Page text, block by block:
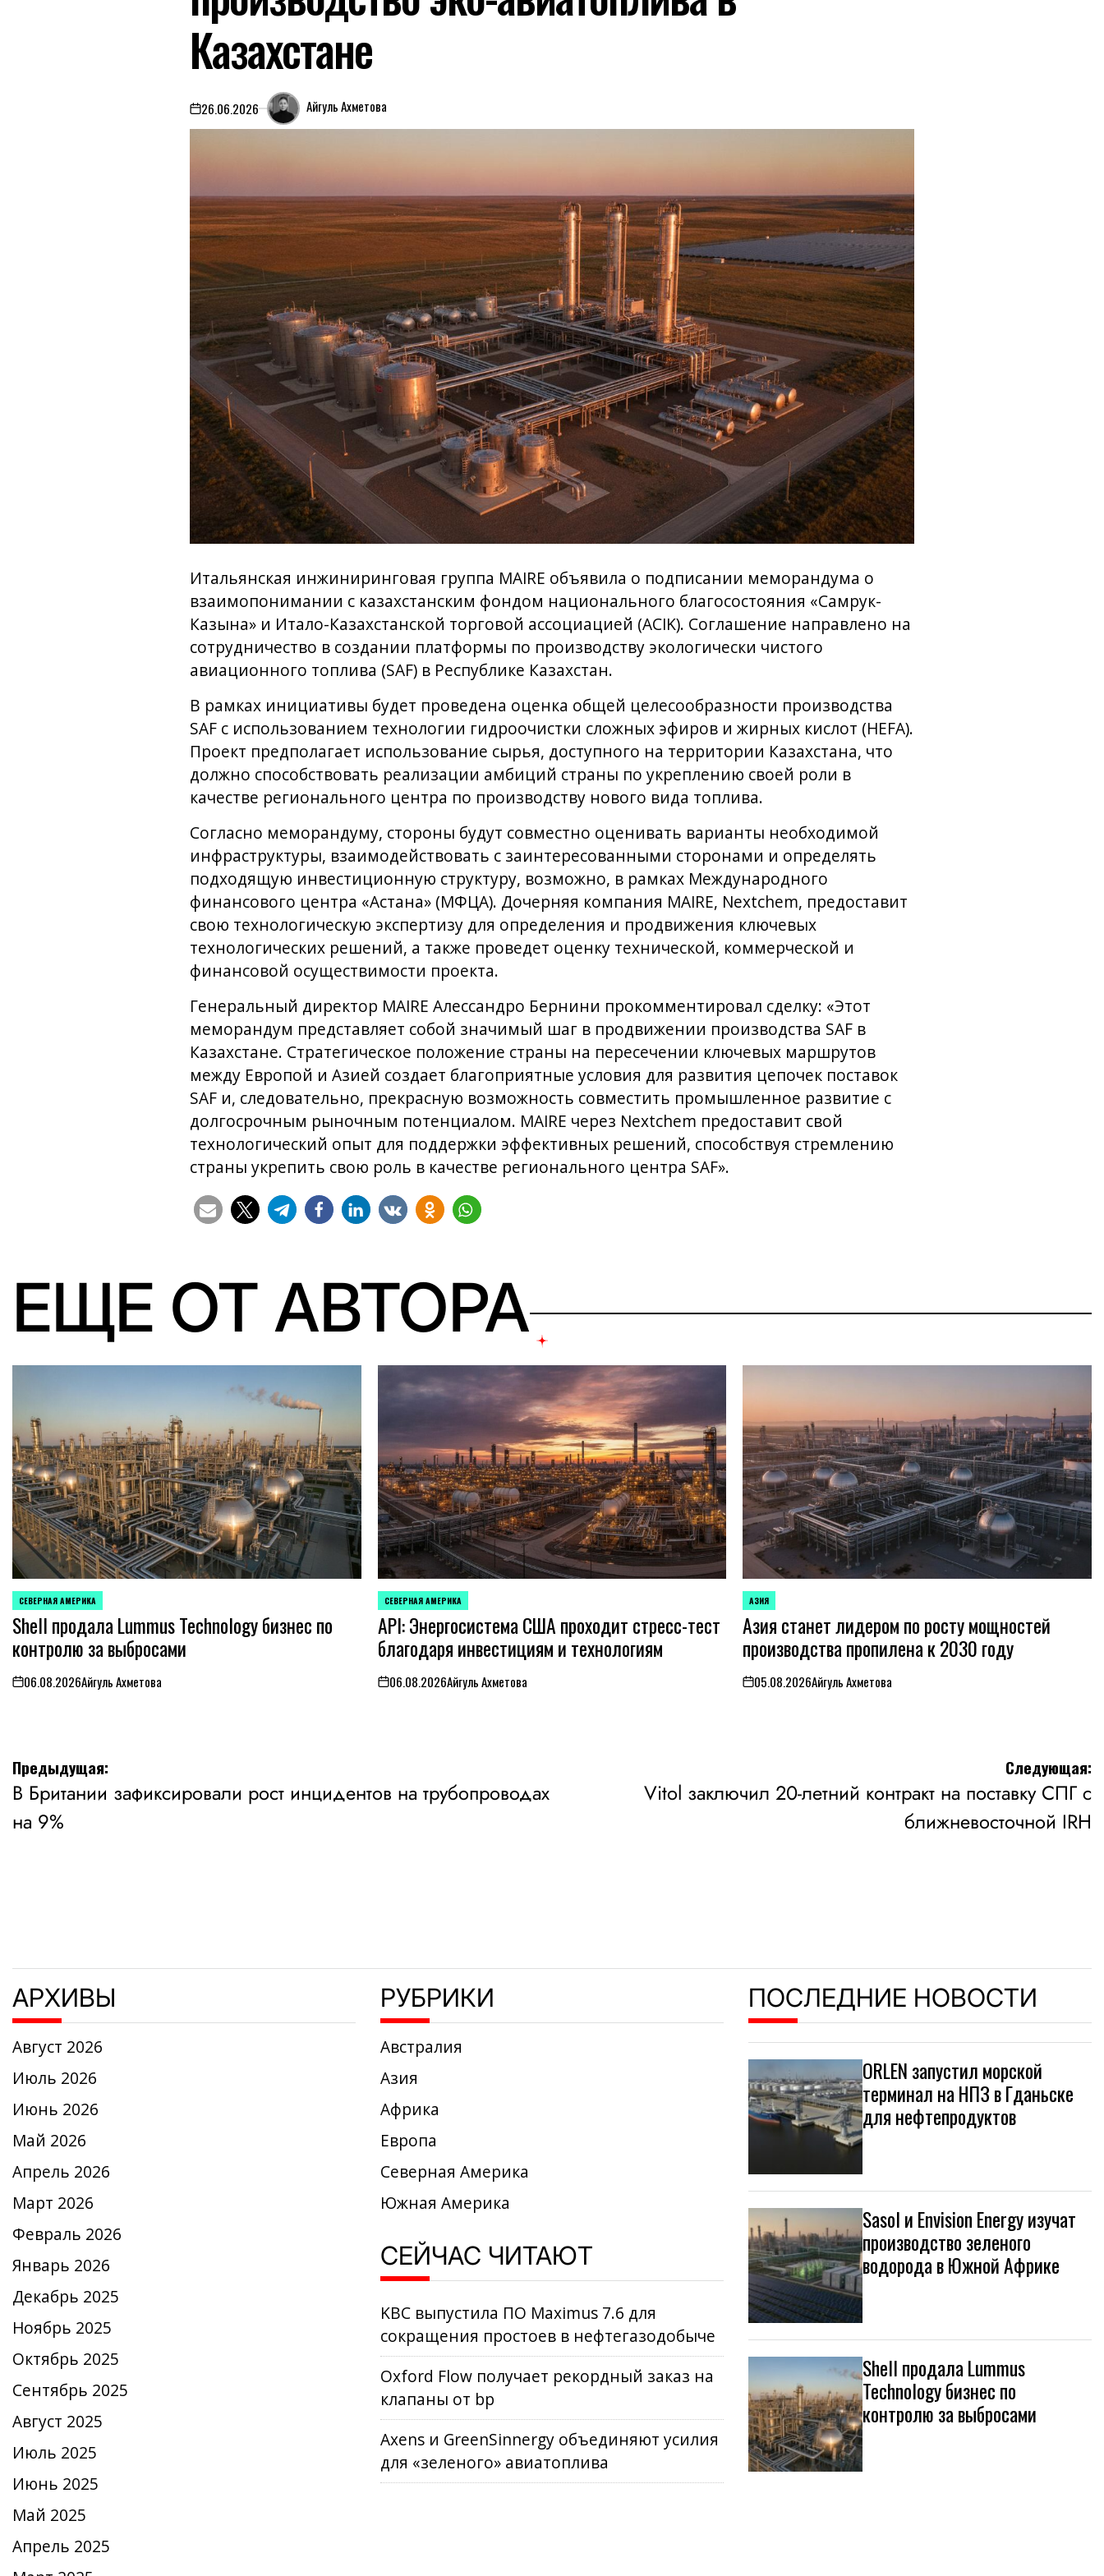
Казахстане
on26.06.2026 Айгуль Ахметова
Итальянская инжиниринговая группа MAIRE объявила о подписании меморандума о
взаимопонимании с казахстанским фондом национального благосостояния «Самрук-
Казына» и Итало-Казахстанской торговой ассоциацией (ACIK). Соглашение направлено на
сотрудничество в создании платформы по производству экологически чистого
авиационного топлива (SAF) в Республике Казахстан.
В рамках инициативы будет проведена оценка общей целесообразности производства
SAF с использованием технологии гидроочистки сложных эфиров и жирных кислот (HEFA).
Проект предполагает использование сырья, доступного на территории Казахстана, что
должно способствовать реализации амбиций страны по укреплению своей роли в
качестве регионального центра по производству нового вида топлива.
Согласно меморандуму, стороны будут совместно оценивать варианты необходимой
инфраструктуры, взаимодействовать с заинтересованными сторонами и определять
подходящую инвестиционную структуру, возможно, в рамках Международного
финансового центра «Астана» (МФЦА). Дочерняя компания MAIRE, Nextchem, предоставит
свою технологическую экспертизу для определения и продвижения ключевых
технологических решений, а также проведет оценку технической, коммерческой и
финансовой осуществимости проекта.
Генеральный директор MAIRE Алессандро Бернини прокомментировал сделку: «Этот
меморандум представляет собой значимый шаг в продвижении производства SAF в
Казахстане. Стратегическое положение страны на пересечении ключевых маршрутов
между Европой и Азией создает благоприятные условия для развития цепочек поставок
SAF и, следовательно, прекрасную возможность совместить промышленное развитие с
долгосрочным рыночным потенциалом. MAIRE через Nextchem предоставит свой
технологический опыт для поддержки эффективных решений, способствуя стремлению
страны укрепить свою роль в качестве регионального центра SAF».
ЕЩЕ ОТ АВТОРА
ОПУБЛИКОВАНО
В
СЕВЕРНАЯ АМЕРИКА
Shell продала Lummus Technology бизнес по
контролю за выбросами
on06.08.2026Айгуль Ахметова
ОПУБЛИКОВАНО
В
СЕВЕРНАЯ АМЕРИКА
API: Энергосистема США проходит стресс-тест
благодаря инвестициям и технологиям
on06.08.2026Айгуль Ахметова
ОПУБЛИКОВАНО
В
АЗИЯ
Азия станет лидером по росту мощностей
производства пропилена к 2030 году
on05.08.2026Айгуль Ахметова
Навигация
по
записям
Предыдущая:
В Британии зафиксировали рост инцидентов на трубопроводах
на 9%
Следующая:
Vitol заключил 20-летний контракт на поставку СПГ с
ближневосточной IRH
АРХИВЫ
Август 2026
Июль 2026
Июнь 2026
Май 2026
Апрель 2026
Март 2026
Февраль 2026
Январь 2026
Декабрь 2025
Ноябрь 2025
Октябрь 2025
Сентябрь 2025
Август 2025
Июль 2025
Июнь 2025
Май 2025
Апрель 2025
РУБРИКИ
Австралия
Азия
Африка
Европа
Северная Америка
Южная Америка
СЕЙЧАС ЧИТАЮТ
KBC выпустила ПО Maximus 7.6 для
сокращения простоев в нефтегазодобыче
Oxford Flow получает рекордный заказ на
клапаны от bp
Axens и GreenSinnergy объединяют усилия
для «зеленого» авиатоплива
ПОСЛЕДНИЕ НОВОСТИ
ORLEN запустил морской
терминал на НПЗ в Гданьске
для нефтепродуктов
Sasol и Envision Energy изучат
производство зеленого
водорода в Южной Африке
Shell продала Lummus
Technology бизнес по
контролю за выбросами